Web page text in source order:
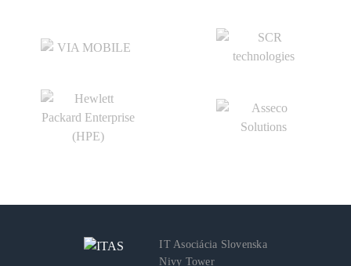
IT Asociácia Slovenska
Nivy Tower